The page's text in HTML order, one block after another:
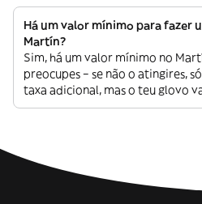
Há um valor mínimo para fazer
Martín?
Sim, há um valor mínimo no
preocupes – se não o atingires,
taxa adicional, mas o teu glovo